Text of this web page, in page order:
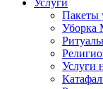
Услуги
Пакеты
Уборка
Услуги